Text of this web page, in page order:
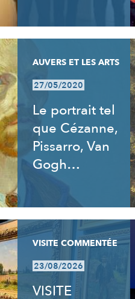
AUVERS ET LES ARTS
27/05/2020
Le portrait tel
que Cézanne,
Pissarro, Van
Gogh…
VISITE COMMENTÉE
23/08/2026
VISITE